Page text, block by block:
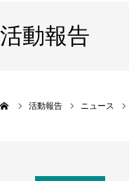
活動報告
活動報告 ニュース